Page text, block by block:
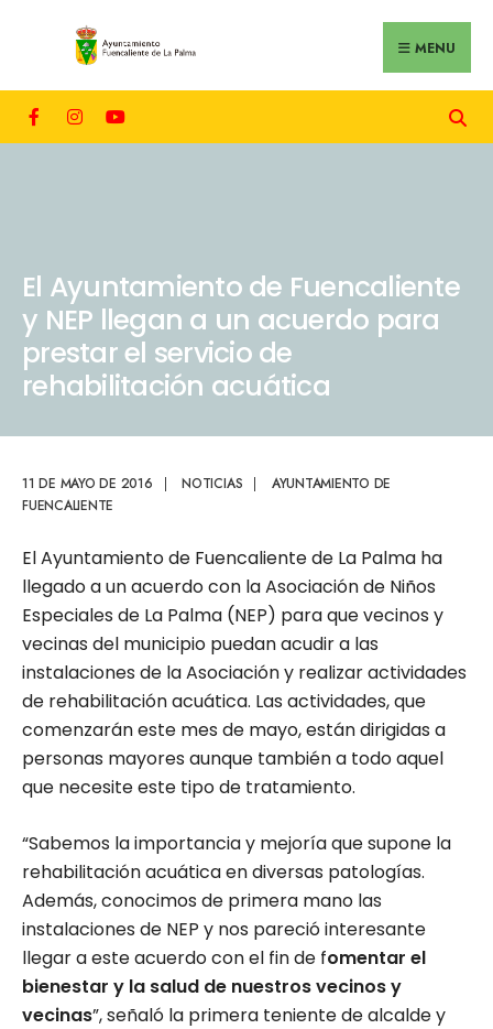
MENU
El Ayuntamiento de Fuencaliente
y NEP llegan a un acuerdo para
prestar el servicio de
rehabilitación acuática
11 DE MAYO DE 2016 | NOTICIAS |
AYUNTAMIENTO DE
FUENCALIENTE
El Ayuntamiento de Fuencaliente de La Palma ha
llegado a un acuerdo con la Asociación de Niños
Especiales de La Palma (NEP) para que vecinos y
vecinas del municipio puedan acudir a las
instalaciones de la Asociación y realizar actividades
de rehabilitación acuática. Las actividades, que
comenzarán este mes de mayo, están dirigidas a
personas mayores aunque también a todo aquel
que necesite este tipo de tratamiento.
“Sabemos la importancia y mejoría que supone la
rehabilitación acuática en diversas patologías.
Además, conocimos de primera mano las
instalaciones de NEP y nos pareció interesante
llegar a este acuerdo con el fin de fomentar el
bienestar y la salud de nuestros vecinos y
vecinas”, señaló la primera teniente de alcalde y